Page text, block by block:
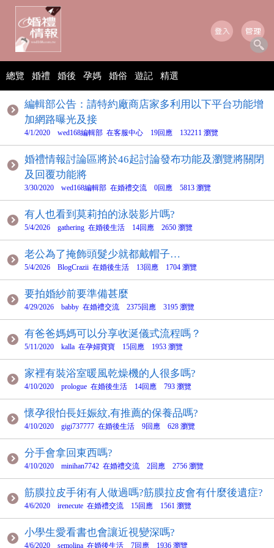
總覽 婚禮 婚後 孕媽 婚俗 遊記 精選
編輯部公告：請特約廠商店家多利用以下平台功能增
加網路曝光及接
4/1/2020 wed168編輯部 在客服中心 19回應 132211 瀏覽
婚禮情報討論區將於46起討論發布功能及瀏覽將關閉
及回覆功能將
3/30/2020 wed168編輯部 在婚禮交流 0回應 5813 瀏覽
有人也看到莫莉拍的泳裝影片嗎?
5/4/2026 gathering 在婚後生活 14回應 2650 瀏覽
老公為了掩飾頭髮少就都戴帽子…
5/4/2026 BlogCrazii 在婚後生活 13回應 1704 瀏覽
要拍婚紗前要準備甚麼
4/29/2026 babby 在婚禮交流 2375回應 3195 瀏覽
有爸爸媽媽可以分享收涎儀式流程嗎？
5/11/2020 kalla 在孕婦寶寶 15回應 1953 瀏覽
家裡有裝浴室暖風乾燥機的人很多嗎?
4/10/2020 prologue 在婚後生活 14回應 793 瀏覽
懷孕很怕長妊娠紋,有推薦的保養品嗎?
4/10/2020 gigi737777 在婚後生活 9回應 628 瀏覽
分手會拿回東西嗎?
4/10/2020 minihan7742 在婚禮交流 2回應 2756 瀏覽
筋膜拉皮手術有人做過嗎?筋膜拉皮會有什麼後遺症?
4/6/2020 irenecute 在婚禮交流 15回應 1561 瀏覽
小學生愛看書也會讓近視變深嗎?
4/6/2020 semolina 在婚後生活 7回應 1936 瀏覽